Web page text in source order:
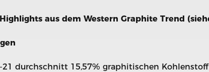
aus dem Western Graphite Trend
21 durchschnitt 15,57% graphitischen